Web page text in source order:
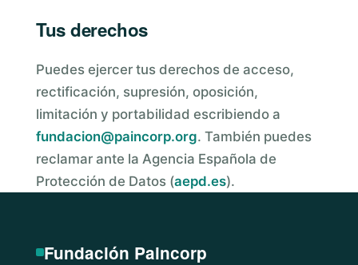
Tus derechos
Puedes ejercer tus derechos de acceso,
rectificación, supresión, oposición,
limitación y portabilidad escribiendo a
fundacion@paincorp.org. También puedes
reclamar ante la Agencia Española de
Protección de Datos (aepd.es).
Fundación Paincorp